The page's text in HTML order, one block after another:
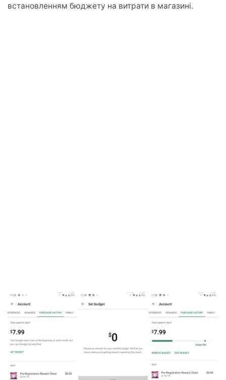
встановленням бюджету на витрати в магазині.